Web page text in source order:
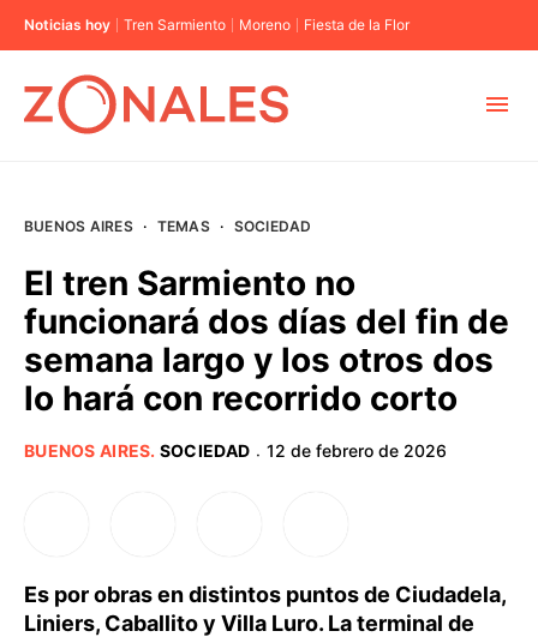
Noticias hoy Tren Sarmiento Moreno Fiesta de la Flor
BUENOS AIRES
PROVINCIAS
BUENOS AIRES · TEMAS · SOCIEDAD
El tren Sarmiento no
funcionará dos días del fin de
semana largo y los otros dos
lo hará con recorrido corto
BUENOS AIRES. SOCIEDAD · 12 de febrero de 2026
Es por obras en distintos puntos de Ciudadela,
Liniers, Caballito y Villa Luro. La terminal de